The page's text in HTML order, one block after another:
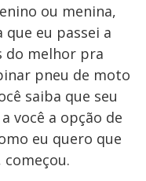
ou menina,
que eu passei a
do melhor pra
pneu de moto
saiba que seu
você a opção de
eu quero que
começou.